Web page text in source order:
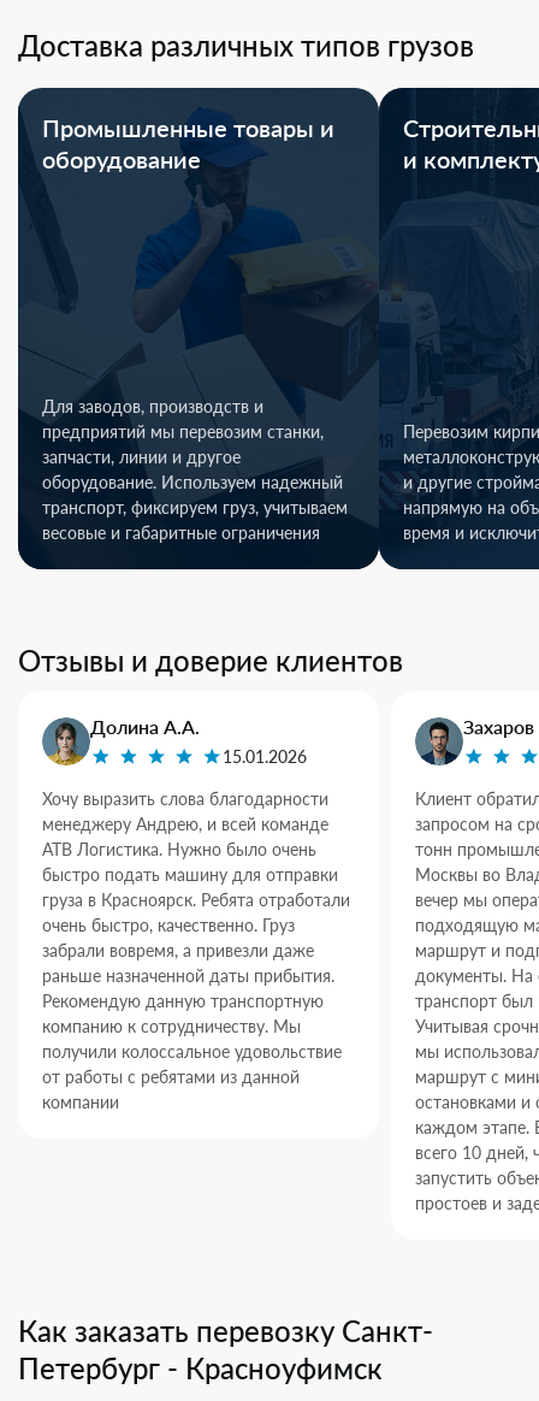
Доставка различных типов грузов
Промышленные товары и
оборудование
Для заводов, производств и
предприятий мы перевозим станки,
запчасти, линии и другое
оборудование. Используем надежный
транспорт, фиксируем груз, учитываем
весовые и габаритные ограничения
и
Перевозим
и другие
напрямую на
время и
Отзывы и доверие клиентов
Долина А.А.
15.01.2026
Хочу выразить слова благодарности
менеджеру Андрею, и всей команде
АТВ Логистика. Нужно было очень
быстро подать машину для отправки
груза в Красноярск. Ребята отработали
очень быстро, качественно. Груз
забрали вовремя, а привезли даже
раньше назначенной даты прибытия.
Рекомендую данную транспортную
компанию к сотрудничеству. Мы
получили колоссальное удовольствие
от работы с ребятами из данной
компании
Клиент
запросом на
тонн
Москвы во
вечер мы
подходящую
маршрут и
документы. На
транспорт был
Учитывая
мы
маршрут с
остановками и
каждом этапе.
всего 10 дней,
запустить
простоев и
Как заказать перевозку Санкт-
Петербург - Красноуфимск